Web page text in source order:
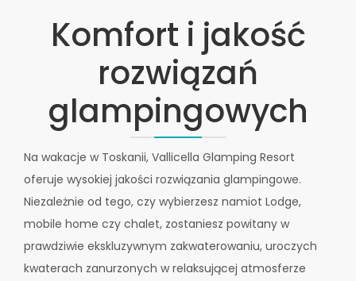
Komfort i jakość
rozwiązań
glampingowych
Na wakacje w Toskanii, Vallicella Glamping Resort
oferuje wysokiej jakości rozwiązania glampingowe.
Niezależnie od tego, czy wybierzesz namiot Lodge,
mobile home czy chalet, zostaniesz powitany w
prawdziwie ekskluzywnym zakwaterowaniu, uroczych
kwaterach zanurzonych w relaksującej atmosferze